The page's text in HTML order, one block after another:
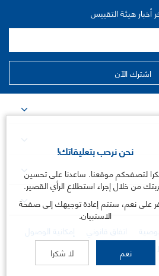
أخبار هيئة التقييس
اتفاق قانوني
إمكانية الوصول
نحن نرحب بتعليقاتك!
لتصفحكم موقعنا. ساعدنا على تحسين
من خلال إجراء استطلاع الرأي القصير.
على نعم، ستتم إعادة توجيهك إلى صفحة
الاستبيان.
نعم لا شكرا